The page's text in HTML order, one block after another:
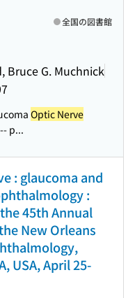
Bruce G. Muchnick
全国の図書館
Optic Nerve
p...
: glaucoma and
:
45th Annual
New Orleans
USA, April 25-